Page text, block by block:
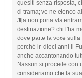
quesiti senza risposta,
di trama; ve ne elenco
Jija non porta via
destinazione? chi l'ha
dove parte la voce sulla
perché in dieci anni il
anche accantonando
Nassun si procede con
consideriamo che la